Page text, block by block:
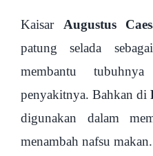
Kaisar Augustus
patung selada
membantu
penyakitnya. Bahkan di
digunakan dalam
menambah nafsu makan.